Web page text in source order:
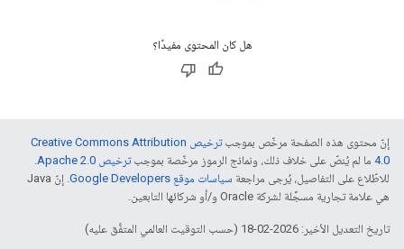
هل كان المحتوى مفيدًا؟
إنّ محتوى هذه الصفحة مرخّص بموجب
ترخيص Creative Commons Attribution
4.0‏ ما لم يُنصّ على خلاف ذلك، ونماذج الرموز مرخّصة بموجبترخيص Apache 2.0‏
للاطّلاع على التفاصيل، يُرجى مراجعة سياسات موقع Google Developers‏
. إنّ Java
هي علامة تجارية مسجَّلة لشركة Oracle و/أو شركائها التابعين.
تاريخ التعديل الأخير: 2026-02-18 (حسب التوقيت العالمي المتفَّق عليه)